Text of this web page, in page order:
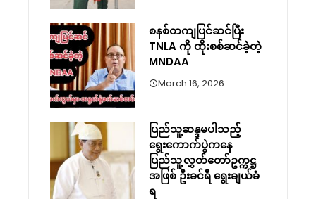
စနစ်တကျပြင်ဆင်ပြီး
TNLA ကို ထိုးစစ်ဆင်ခဲ့တဲ့
MNDAA
March 16, 2026
ပြည်သူ့ဆန္ဒမပါသည့်
ရွေးကောက်ပွဲကနေ
ပြည်သူ့လွှတ်တော်ဥက္ကဋ္ဌ
အဖြစ် ဦးခင်ရီ ရွေးချယ်ခံ
ရ